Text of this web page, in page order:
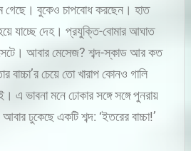
গেছে। বুকেও চাপবোধ করছেন। হাত
যাচ্ছে দেহ। প্রযুক্তি-বোমার আঘাত
আবার মেসেজ? শব্দ-স্কাড আর কত
বাচ্চা’র চেয়ে তো খারাপ কোনও গালি
এ ভাবনা মনে ঢোকার সঙ্গে সঙ্গে পুনরায়
ঢুকেছে একটি শব্দ: ‘ইতরের বাচ্চা!’